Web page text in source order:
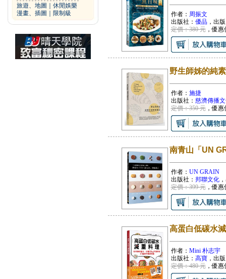
旅遊、地圖
休閒娛樂
漫畫、插圖
限制級 作者： 周振文
出版社： 優品，出
定價：380 元，優惠
野生師姊的純
作者： 施捷
出版社： 慈濟傳播
定價：350 元，優惠
南青山「UN
作者： UN GRAIN
出版社： 邦聯文化
定價：399 元，優惠
高蛋白低碳水
作者： Mini 朴志宇
出版社： 高寶，出
定價：480 元，優惠